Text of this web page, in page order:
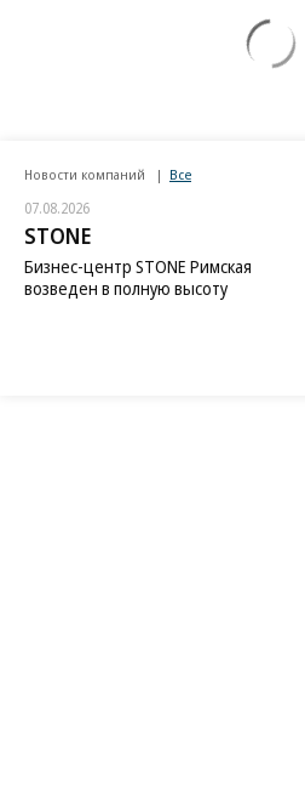
Новости компаний Все
07.08.2026
STONE
Бизнес-центр STONE Римская
возведен в полную высоту